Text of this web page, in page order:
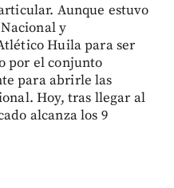
Aunque estuvo
y
Huila para ser
por el conjunto
para abrirle las
Hoy, tras llegar al
alcanza los 9